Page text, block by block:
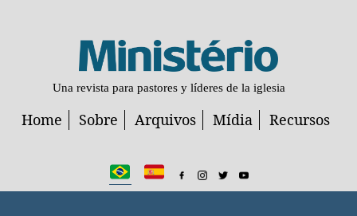
Una revista para pastores y líderes de la iglesia
Home Sobre Arquivos Mídia Recursos